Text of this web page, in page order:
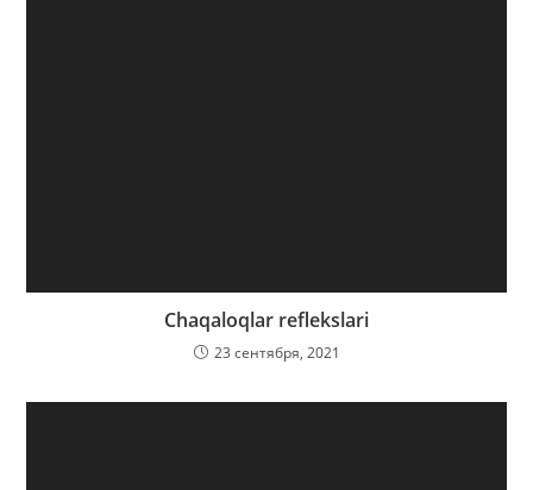
Chaqaloqlar reflekslari
23 сентября, 2021